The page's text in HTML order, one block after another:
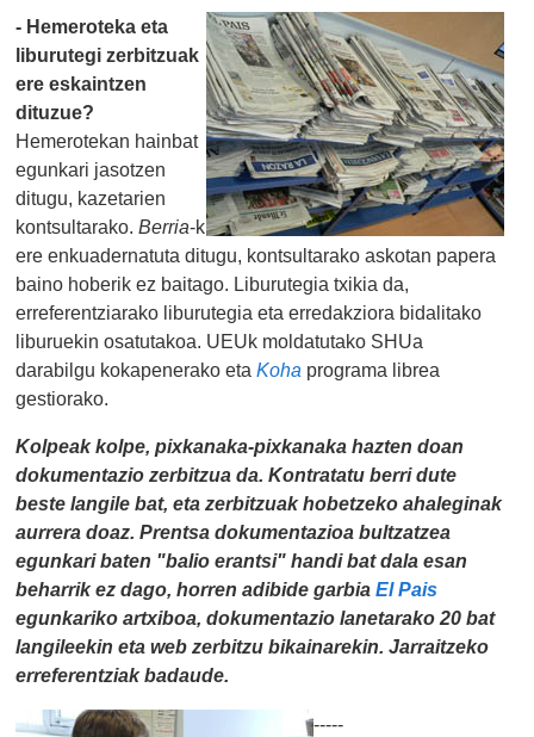
- Hemeroteka eta
liburutegi zerbitzuak
ere eskaintzen
dituzue?
Hemerotekan hainbat
egunkari jasotzen
ditugu, kazetarien
kontsultarako.Berria-k
ere enkuadernatuta ditugu, kontsultarako askotan papera
baino hoberik ez baitago. Liburutegia txikia da,
erreferentziarako liburutegia eta erredakziora bidalitako
liburuekin osatutakoa. UEUk moldatutako SHUa
darabilgu kokapenerako etaKoha programa librea
gestiorako.
Kolpeak kolpe, pixkanaka-pixkanaka hazten doan
dokumentazio zerbitzua da. Kontratatu berri dute
beste langile bat, eta zerbitzuak hobetzeko ahaleginak
aurrera doaz. Prentsa dokumentazioa bultzatzea
egunkari baten "balio erantsi" handi bat dala esan
beharrik ez dago, horren adibide garbiaEl Pais
egunkariko artxiboa, dokumentazio lanetarako 20 bat
langileekin eta web zerbitzu bikainarekin. Jarraitzeko
erreferentziak badaude.
-----